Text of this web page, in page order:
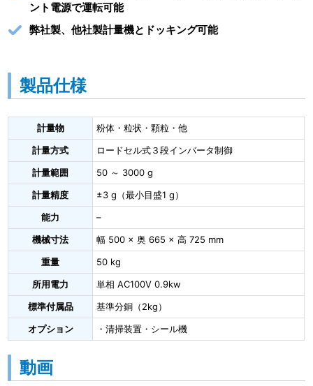
ント電源で運転可能
弊社製、他社製計量機とドッキング可能
製品仕様
計量物
粉体・粒状・顆粒・他
計量方式
ロードセル式３段インバータ制御
計量範囲
50 ～ 3000 g
計量精度
±3 g（最小目盛1 g）
能力
–
機械寸法
幅 500 × 奥 665 × 高 725 mm
重量
50 kg
所用電力
単相 AC100V 0.9kw
標準付属品
基準分銅（2kg）
オプション
・清掃装置・シール機
動画